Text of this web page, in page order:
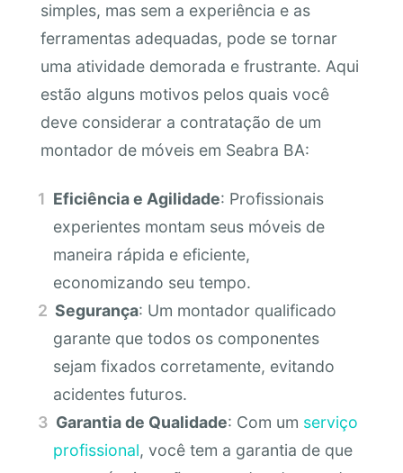
simples, mas sem a experiência e as
ferramentas adequadas, pode se tornar
uma atividade demorada e frustrante. Aqui
estão alguns motivos pelos quais você
deve considerar a contratação de um
montador de móveis em Seabra BA:
Eficiência e Agilidade: Profissionais
experientes montam seus móveis de
maneira rápida e eficiente,
economizando seu tempo.
Segurança: Um montador qualificado
garante que todos os componentes
sejam fixados corretamente, evitando
acidentes futuros.
Garantia de Qualidade: Com um serviço
profissional, você tem a garantia de que